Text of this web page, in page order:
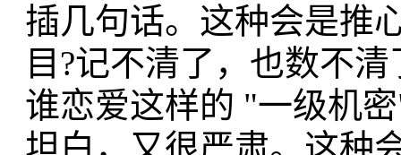
插几句话。这种会是推
目?记不清了，也数不
谁恋爱这样的 "一级机